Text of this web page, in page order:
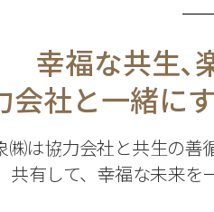
幸福な共生､
会社と一緒に
㈱は協力会社と共生の善
共有して、幸福な未来を